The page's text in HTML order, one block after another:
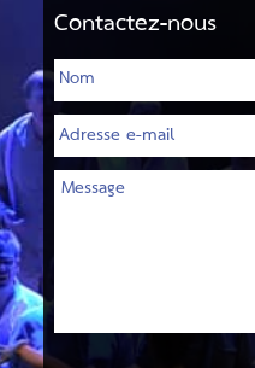
Contactez-nous